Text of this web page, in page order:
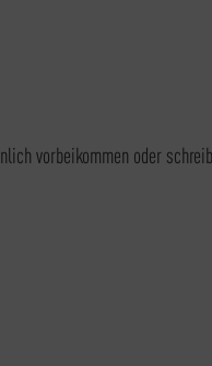
vorbeikommen oder